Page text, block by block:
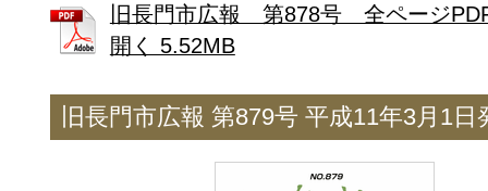
旧長門市広報 第878号 全ページ
開く 5.52MB
旧長門市広報 第879号 平成11年3月1日